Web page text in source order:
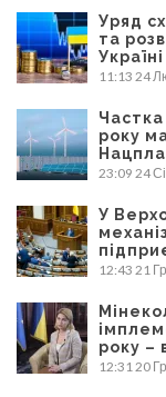
Уряд
та
Україні
11:13 24
Частка
року
23:09 24
У
12:43 21
року –
12:31 20